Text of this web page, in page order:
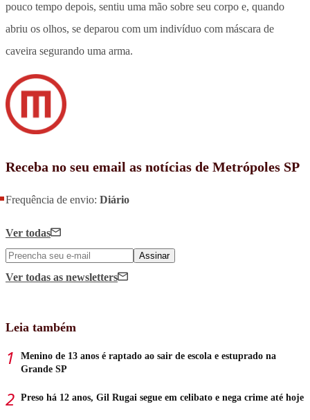
pouco tempo depois, sentiu uma mão sobre seu corpo e, quando
abriu os olhos, se deparou com um indivíduo com máscara de
caveira segurando uma arma.
Receba no seu email as notícias de Metrópoles SP
Frequência de envio: Diário
Ver todas
Assinar
Ver todas as newsletters
Leia também
Menino de 13 anos é raptado ao sair de escola e estuprado na
Grande SP
Preso há 12 anos, Gil Rugai segue em celibato e nega crime até hoje